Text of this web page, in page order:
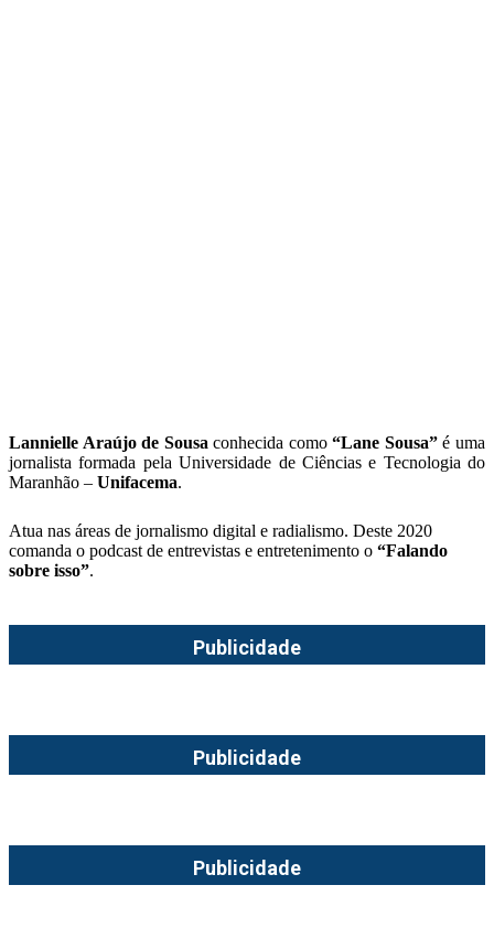
Lannielle Araújo de Sousa conhecida como“Lane Sousa”é uma
jornalista formada pela Universidade de Ciências e Tecnologia do
Maranhão – Unifacema.
Atua nas áreas de jornalismo digital e radialismo. Deste 2020
comanda o podcast de entrevistas e entretenimento o “Falando
sobre isso”.
Publicidade
Publicidade
Publicidade